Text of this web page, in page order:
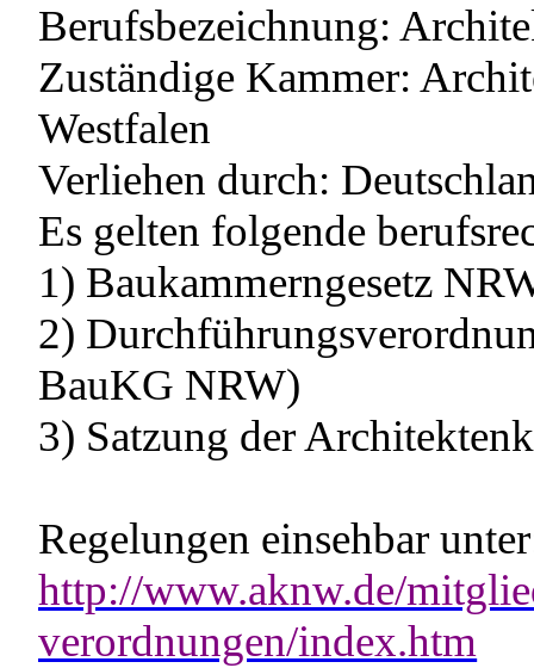
Berufsbezeichnung:
Zuständige Kammer:
Westfalen
Verliehen durch:
Es gelten folgende
1) Baukammerngesetz
2)
BauKG NRW)
3) Satzung der
Regelungen einsehbar
http://www.aknw.de/
verordnungen/index.htm